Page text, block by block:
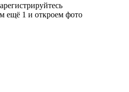
ещё 1 и откроем фото